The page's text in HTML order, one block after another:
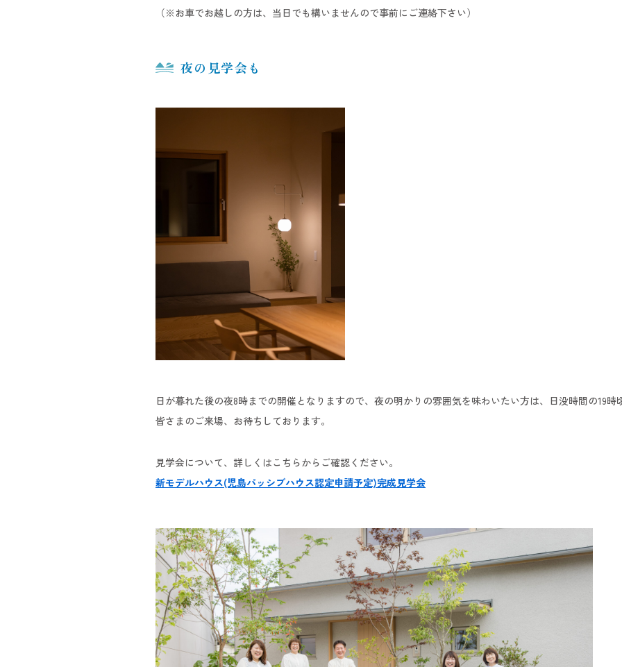
（※お車でお越しの方は、当日でも構いませんので事前にご連絡下さい）
夜の見学会も
日が暮れた後の夜8時までの開催となりますので、夜の明かりの雰囲気を味わいたい方は、日没時間の19時
皆さまのご来場、お待ちしております。
見学会について、詳しくはこちらからご確認ください。
新モデルハウス(児島パッシブハウス認定申請予定)完成見学会